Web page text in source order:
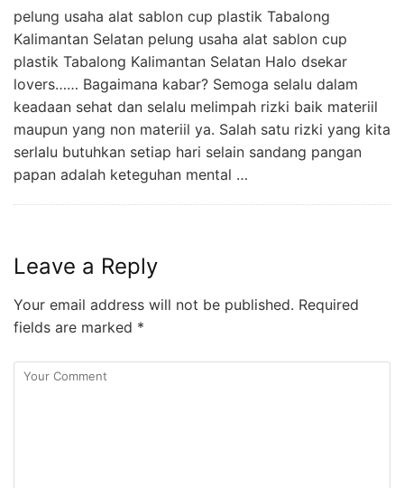
pelung usaha alat sablon cup plastik Tabalong
Kalimantan Selatan pelung usaha alat sablon cup
plastik Tabalong Kalimantan Selatan Halo dsekar
lovers…… Bagaimana kabar? Semoga selalu dalam
keadaan sehat dan selalu melimpah rizki baik materiil
maupun yang non materiil ya. Salah satu rizki yang kita
serlalu butuhkan setiap hari selain sandang pangan
papan adalah keteguhan mental …
Leave a Reply
Your email address will not be published. Required
fields are marked *